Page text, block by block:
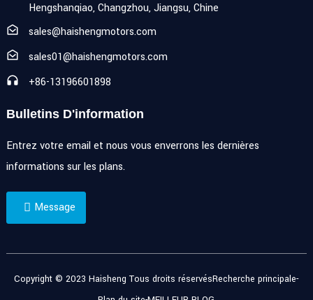
Hengshanqiao, Changzhou, Jiangsu, Chine
sales@haishengmotors.com
sales01@haishengmotors.com
+86-13196601898
Bulletins D'information
Entrez votre email et nous vous enverrons les dernières
informations sur les plans.
Message
Copyright © 2023 Haisheng Tous droits réservésRecherche principale-